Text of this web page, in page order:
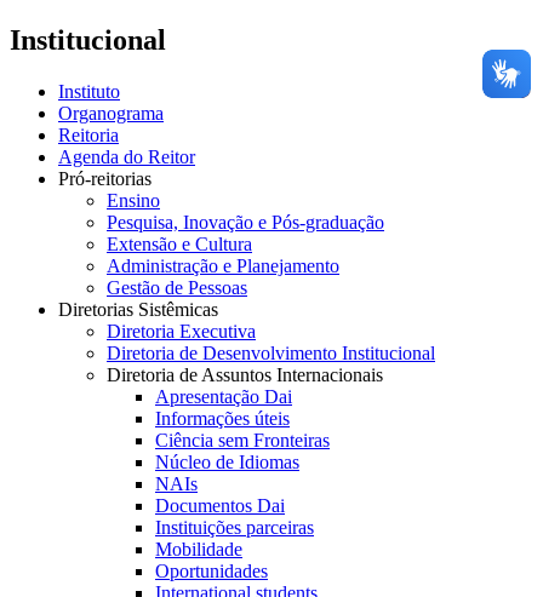
Institucional
Instituto
Organograma
Reitoria
Agenda do Reitor
Pró-reitorias
Ensino
Pesquisa, Inovação e Pós-graduação
Extensão e Cultura
Administração e Planejamento
Gestão de Pessoas
Diretorias Sistêmicas
Diretoria Executiva
Diretoria de Desenvolvimento Institucional
Diretoria de Assuntos Internacionais
Apresentação Dai
Informações úteis
Ciência sem Fronteiras
Núcleo de Idiomas
NAIs
Documentos Dai
Instituições parceiras
Mobilidade
Oportunidades
International students